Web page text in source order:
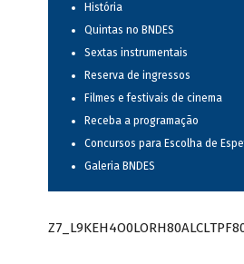
História
Quintas no BNDES
Sextas instrumentais
Reserva de ingressos
Filmes e festivais de cinema
Receba a programação
Concursos para Escolha de
Galeria BNDES